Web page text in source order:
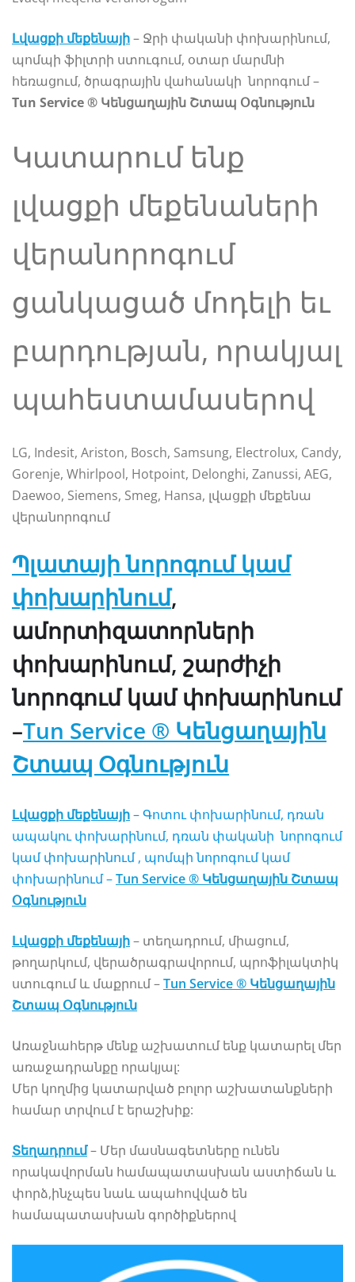
Լվացքի մեքենայի– Ջրի փականի փոխարինում,
պոմպի ֆիլտրի ստուգում, օտար մարմնի
հեռացում, ծրագրային վահանակի նորոգում –
Tun Service ® Կենցաղային Շտապ Օգնություն
Կատարում ենք
լվացքի մեքենաների
վերանորոգում
ցանկացած մոդելի եւ
բարդության, որակյալ
պահեստամասերով
LG, Indesit, Ariston, Bosch, Samsung, Electrolux, Candy,
Gorenje, Whirlpool, Hotpoint, Delonghi, Zanussi, AEG,
Daewoo, Siemens, Smeg, Hansa, լվացքի մեքենա
վերանորոգում
Պլատայի նորոգում կամ
փոխարինում,
ամորտիզատորների
փոխարինում, շարժիչի
նորոգում կամ փոխարինում
–Tun Service ® Կենցաղային
Շտապ Օգնություն
Լվացքի մեքենայի– Գոտու փոխարինում, դռան
ապակու փոխարինում, դռան փականի նորոգում
կամ փոխարինում , պոմպի նորոգում կամ
փոխարինում –Tun Service ® Կենցաղային Շտապ
Օգնություն
Լվացքի մեքենայի– տեղադրում, միացում,
թողարկում, վերածրագրավորում, պրոֆիլակտիկ
ստուգում և մաքրում –Tun Service ® Կենցաղային
Շտապ Օգնություն
Առաջնահերթ մենք աշխատում ենք կատարել մեր
առաջադրանքը որակյալ:
Մեր կողմից կատարված բոլոր աշխատանքների
համար տրվում է երաշխիք:
Տեղադրում– Մեր մասնագետները ունեն
որակավորման համապատասխան աստիճան և
փորձ,ինչպես նաև ապահովված են
համապատասխան գործիքներով